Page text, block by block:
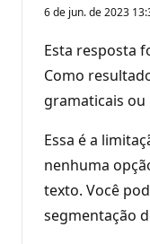
6 de jun. de 2023
Esta resposta
Como
gramaticais ou
Essa é a
nenhuma
texto. Você
segmentação